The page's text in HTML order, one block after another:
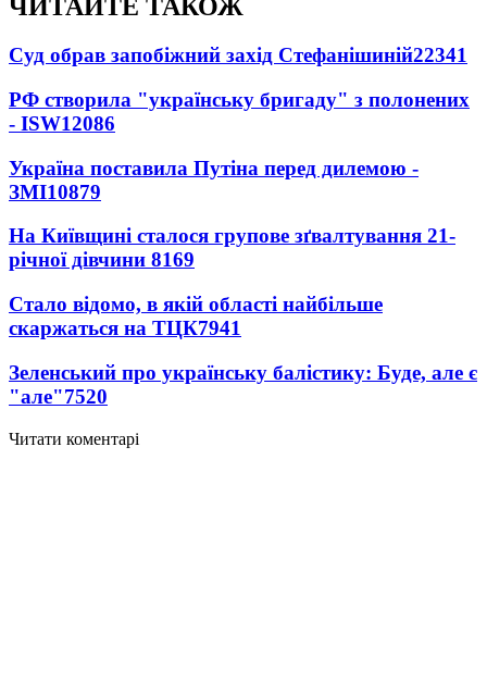
ЧИТАЙТЕ ТАКОЖ
Суд обрав запобіжний захід Стефанішиній22341
РФ створила "українську бригаду" з полонених
- ISW12086
Україна поставила Путіна перед дилемою -
ЗМІ10879
На Київщині сталося групове зґвалтування 21-
річної дівчини 8169
Стало відомо, в якій області найбільше
скаржаться на ТЦК7941
Зеленський про українську балістику: Буде, але є
"але"7520
Читати коментарі